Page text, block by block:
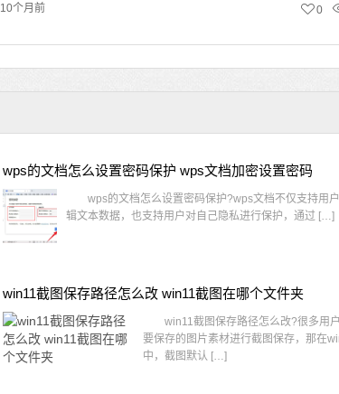
10个月前 0
wps的文档怎么设置密码保护 wps文档加密设置密码
wps的文档怎么设置密码保护?wps文档不仅支持用
辑文本数据，也支持用户对自己隐私进行保护，通过 […]
win11截图保存路径怎么改 win11截图在哪个文件夹
win11截图保存路径怎么改?很多用
要保存的图片素材进行截图保存，那在
中，截图默认 […]